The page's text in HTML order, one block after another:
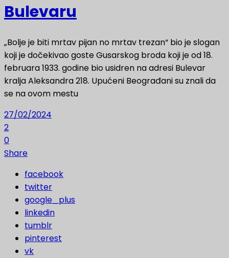
Bulevaru
„Bolje je biti mrtav pijan no mrtav trezan“ bio je slogan
koji je dočekivao goste Gusarskog broda koji je od 18.
februara 1933. godine bio usidren na adresi Bulevar
kralja Aleksandra 218. Upućeni Beograđani su znali da
se na ovom mestu
27/02/2024
2
0
Share
facebook
twitter
google_plus
linkedin
tumblr
pinterest
vk